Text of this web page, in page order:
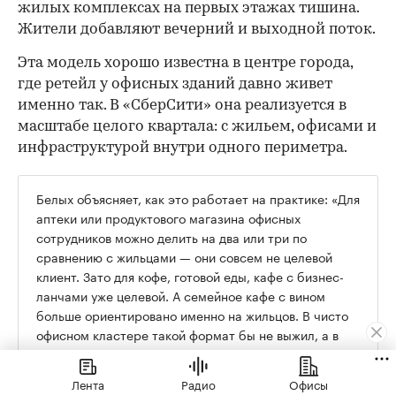
жилых комплексах на первых этажах тишина.
Жители добавляют вечерний и выходной поток.
Эта модель хорошо известна в центре города,
где ретейл у офисных зданий давно живет
именно так. В «СберСити» она реализуется в
масштабе целого квартала: с жильем, офисами и
инфраструктурой внутри одного периметра.
Белых объясняет, как это работает на практике: «Для
аптеки или продуктового магазина офисных
сотрудников можно делить на два или три по
сравнению с жильцами — они совсем не целевой
клиент. Зато для кофе, готовой еды, кафе с бизнес-
ланчами уже целевой. А семейное кафе с вином
больше ориентировано именно на жильцов. В чисто
офисном кластере такой формат бы не выжил, а в
смешанном вполне может не просто выжить, но еще
и заработать».
Лента Радио Офисы